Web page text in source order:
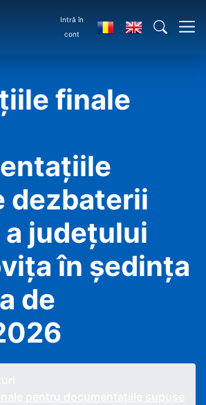
Intră în
cont
finale
dezbaterii
a județului
în ședința
de